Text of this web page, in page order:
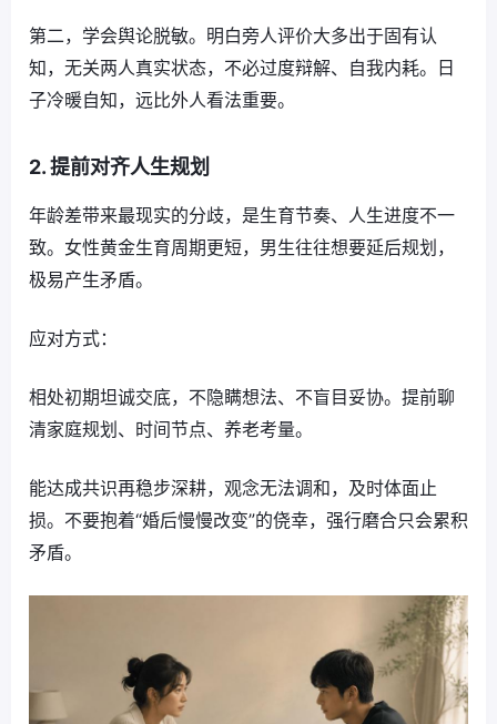
第二，学会舆论脱敏。明白旁人评价大多出于固有认
知，无关两人真实状态，不必过度辩解、自我内耗。日
子冷暖自知，远比外人看法重要。
2. 提前对齐人生规划
年龄差带来最现实的分歧，是生育节奏、人生进度不一
致。女性黄金生育周期更短，男生往往想要延后规划，
极易产生矛盾。
应对方式：
相处初期坦诚交底，不隐瞒想法、不盲目妥协。提前聊
清家庭规划、时间节点、养老考量。
能达成共识再稳步深耕，观念无法调和，及时体面止
损。不要抱着“婚后慢慢改变”的侥幸，强行磨合只会累积
矛盾。